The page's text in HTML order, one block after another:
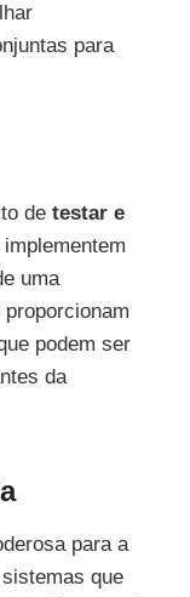
para
de testar e
uma
podem ser
da
para a
que